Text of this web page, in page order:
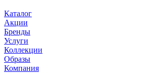
Каталог
Акции
Бренды
Услуги
Коллекции
Образы
Компания